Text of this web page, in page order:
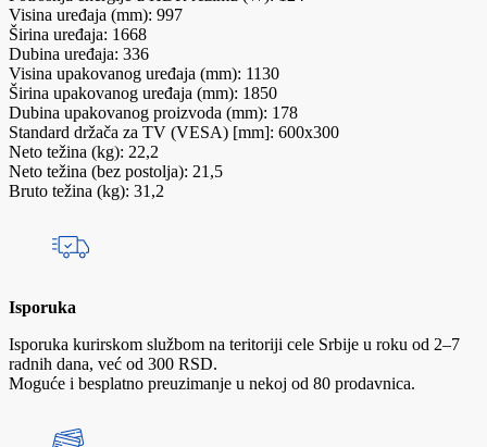
Visina uređaja (mm): 997
Širina uređaja: 1668
Dubina uređaja: 336
Visina upakovanog uređaja (mm): 1130
Širina upakovanog uređaja (mm): 1850
Dubina upakovanog proizvoda (mm): 178
Standard držača za TV (VESA) [mm]: 600x300
Neto težina (kg): 22,2
Neto težina (bez postolja): 21,5
Bruto težina (kg): 31,2
Isporuka
Isporuka kurirskom službom na teritoriji cele Srbije u roku od 2–7
radnih dana, već od 300 RSD.
Moguće i besplatno preuzimanje u nekoj od 80 prodavnica.